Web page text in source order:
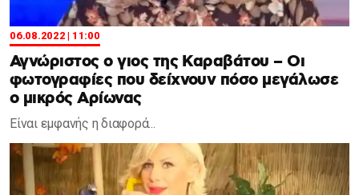
06.08.2022 | 11:00
Αγνώριστος ο γιoς της Καραβάτου – Οι
φωτογραφίες που δείχνουν πόσο μεγάλωσε
ο μικρός Αρίωνας
Είναι εμφανής η διαφορά...